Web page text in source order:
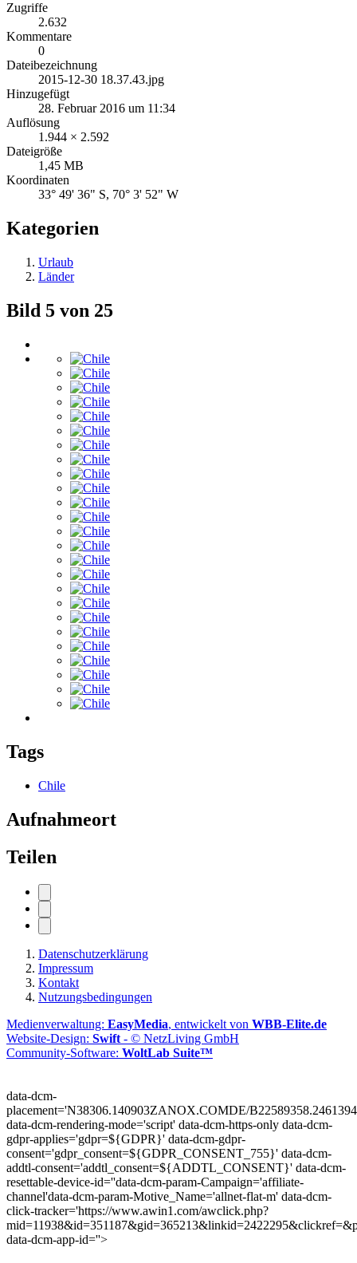
Zugriffe
2.632
Kommentare
0
Dateibezeichnung
2015-12-30 18.37.43.jpg
Hinzugefügt
28. Februar 2016 um 11:34
Auflösung
1.944 × 2.592
Dateigröße
1,45 MB
Koordinaten
33° 49' 36" S, 70° 3' 52" W
Kategorien
Urlaub
Länder
Bild 5 von 25
Tags
Chile
Aufnahmeort
Teilen
Datenschutzerklärung
Impressum
Kontakt
Nutzungsbedingungen
Medienverwaltung: EasyMedia, entwickelt von WBB-Elite.de
Website-Design: Swift - © NetzLiving GmbH
Community-Software: WoltLab Suite™
data-dcm-
placement='N38306.140903ZANOX.COMDE/
data-dcm-rendering-mode='script' data-dcm-https-only data-dcm-
gdpr-applies='gdpr=${GDPR}' data-dcm-gdpr-
consent='gdpr_consent=${GDPR_CONSENT_755}' data-dcm-
addtl-consent='addtl_consent=${ADDTL_CONSENT}' data-dcm-
resettable-device-id=''data-dcm-param-Campaign='affiliate-
channel'data-dcm-param-Motive_Name='allnet-flat-m' data-dcm-
click-tracker='https://www.awin1.com/awclick.php?
data-dcm-app-id=''>